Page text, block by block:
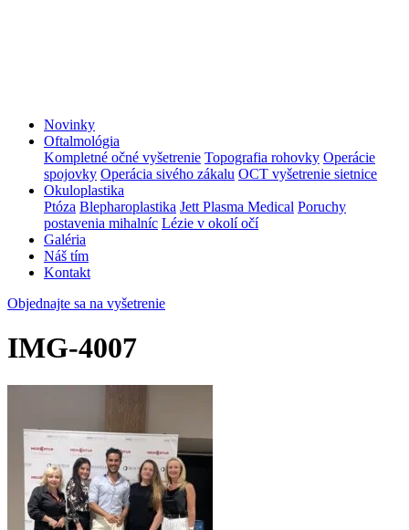
Novinky
Oftalmológia
Kompletné očné vyšetrenie Topografia rohovky Operácie
spojovky Operácia sivého zákalu OCT vyšetrenie sietnice
Okuloplastika
Ptóza Blepharoplastika Jett Plasma Medical Poruchy
postavenia mihalníc Lézie v okolí očí
Galéria
Náš tím
Kontakt
Objednajte sa na vyšetrenie
IMG-4007